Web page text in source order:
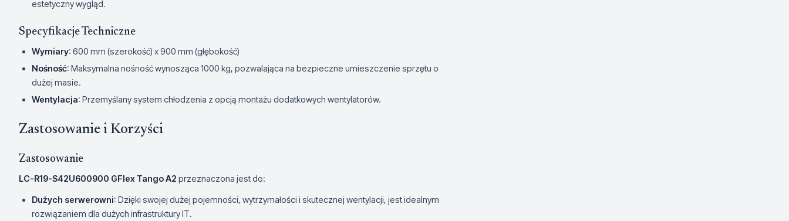
estetyczny wygląd.
Specyfikacje Techniczne
Wymiary: 600 mm (szerokość) x 900 mm (głębokość)
Nośność: Maksymalna nośność wynosząca 1000 kg, pozwalająca na bezpieczne umieszczenie sprzętu o
dużej masie.
Wentylacja: Przemyślany system chłodzenia z opcją montażu dodatkowych wentylatorów.
Zastosowanie i Korzyści
Zastosowanie
LC-R19-S42U600900 GFlex Tango A2 przeznaczona jest do:
Dużych serwerowni: Dzięki swojej dużej pojemności, wytrzymałości i skutecznej wentylacji, jest idealnym
rozwiązaniem dla dużych infrastruktury IT.